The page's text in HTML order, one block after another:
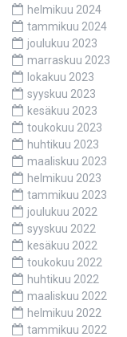
helmikuu 2024
tammikuu 2024
joulukuu 2023
marraskuu 2023
lokakuu 2023
syyskuu 2023
kesäkuu 2023
toukokuu 2023
huhtikuu 2023
maaliskuu 2023
helmikuu 2023
tammikuu 2023
joulukuu 2022
syyskuu 2022
kesäkuu 2022
toukokuu 2022
huhtikuu 2022
maaliskuu 2022
helmikuu 2022
tammikuu 2022